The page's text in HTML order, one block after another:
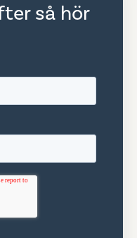
så hör